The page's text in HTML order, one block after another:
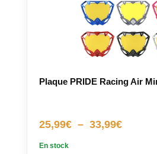
Plaque PRIDE Racing Air
25,99€ – 33,99€Plage
En stock